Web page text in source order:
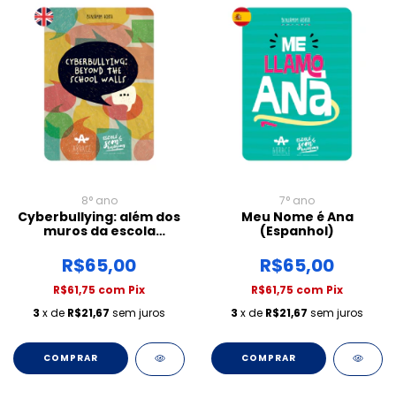
8° ano
Cyberbullying: além dos
muros da escola
R$65,00
R$61,75 com Pix
3 x de R$21,67 sem juros
COMPRAR
7° ano
Meu Nome é Ana
(Espanhol)
R$65,00
R$61,75 com Pix
3 x de R$21,67 sem juros
COMPRAR